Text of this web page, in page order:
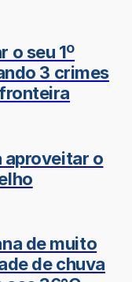
o seu 1º
3 crimes
aproveitar o
de muito
de chuva